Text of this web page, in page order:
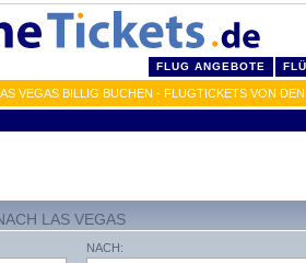
FLUG ANGEBOTE
VEGAS BILLIG BUCHEN - FLUGTICKETS VON
LAS VEGAS
NACH: